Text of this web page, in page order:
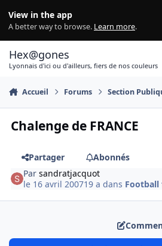
View in the app
A better way to browse. Learn more.
Hex@gones
Lyonnais d'ici ou d'ailleurs, fiers de nos couleurs
Accueil Forums Section
Chalenge de FRANCE
Partager
Abonnés
Parsandratjacquot
le 16 avril 200719 a dans Football